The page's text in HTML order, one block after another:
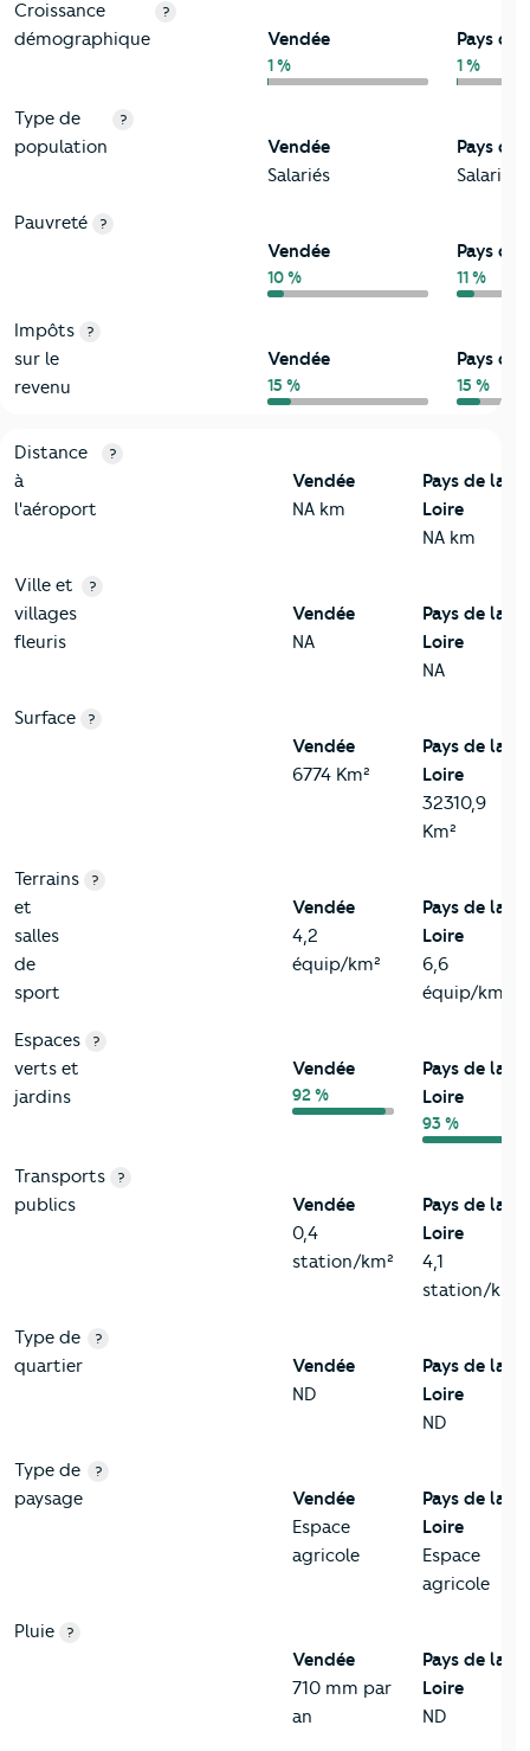
Croissance
démographique
?
Vendée
1 %
Pays de
1 %
Type de
population
?
Vendée
Salariés
Pays de
Salariés
Pauvreté ?
Vendée
10 %
Pays de
11 %
Impôts
sur le
revenu
?
Vendée
15 %
Pays de
15 %
3-Environnement
Critères Vendée
Distance
à
l'aéroport
?
Vendée
NA km
Pays de la
Loire
NA km
Ville et
villages
fleuris
?
Vendée
NA
Pays de la
Loire
NA
Surface ?
Vendée
6774 Km²
Pays de la
Loire
32310,9
Km²
Terrains
et
salles
de
sport
?
Vendée
4,2
équip/km²
Pays de la
Loire
6,6
équip/km²
Espaces
verts et
jardins
?
Vendée
92 %
Pays de la
Loire
93 %
Transports
publics
?
Vendée
0,4
station/km²
Pays de la
Loire
4,1
station/km²
Type de
quartier
?
Vendée
ND
Pays de la
Loire
ND
Type de
paysage
?
Vendée
Espace
agricole
Pays de la
Loire
Espace
agricole
Pluie ?
Vendée
710 mm par
an
Pays de la
Loire
ND